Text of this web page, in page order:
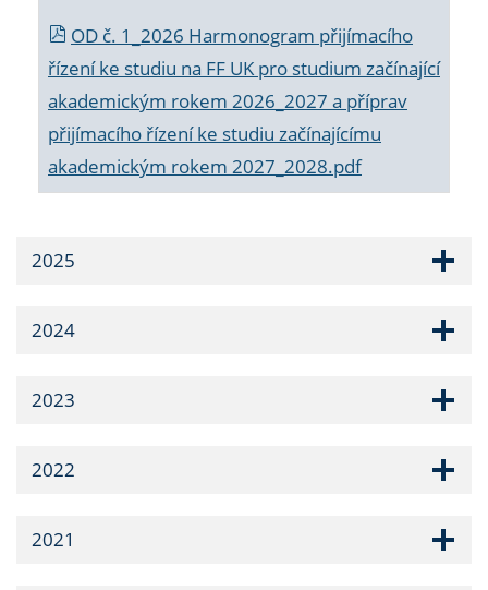
OD č. 1_2026 Harmonogram přijímacího
řízení ke studiu na FF UK pro studium začínající
akademickým rokem 2026_2027 a příprav
přijímacího řízení ke studiu začínajícímu
akademickým rokem 2027_2028.pdf
2025
2024
2023
2022
2021